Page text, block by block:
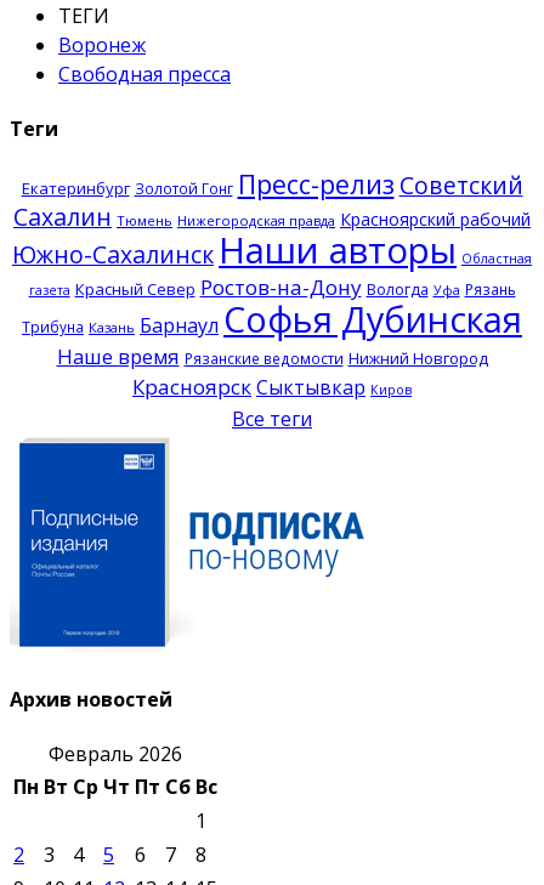
ТЕГИ
Воронеж
Свободная пресса
Теги
Екатеринбург Золотой Гонг Пресс-релиз Советский
Сахалин Тюмень Нижегородская правда Красноярский рабочий
Южно-Сахалинск Наши авторы Областная
газета Красный Север Ростов-на-Дону Вологда Уфа Рязань
Трибуна Казань Барнаул Софья Дубинская
Наше время Рязанские ведомости Нижний Новгород
КрасноярскСыктывкар Киров
Все теги
Архив новостей
Февраль 2026
Пн Вт Ср Чт Пт Сб Вс
1
2
3 4 5 6 7
8